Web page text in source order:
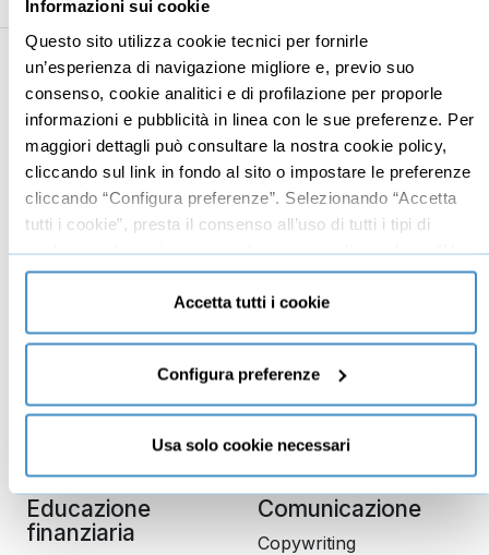
Informazioni sui cookie
Questo sito utilizza cookie tecnici per fornirle
un’esperienza di navigazione migliore e, previo suo
consenso, cookie analitici e di profilazione per proporle
informazioni e pubblicità in linea con le sue preferenze. Per
maggiori dettagli può consultare la nostra cookie policy,
cliccando sul link in fondo al sito o impostare le preferenze
cliccando “Configura preferenze”. Selezionando “Accetta
tutti i cookie”, presta il consenso all’uso di tutti i tipi di
cookie mentre può revocare il consenso cliccando su “Usa
solo cookie necessari” e saranno attivati i soli cookie
tecnici necessari al corretto funzionamento del sito.
Accetta tutti i cookie
Configura preferenze
Usa solo cookie necessari
Business
Mindset imprenditoriale
Imprenditoria
Risorse Umane
Vendita
Branding
Business management
Produttività
Gestione aziendale
Digital marketing
Seo
Social media manager
E-commerce
Google
Data analyst
Educazione
finanziaria
Comunicazione
Copywriting